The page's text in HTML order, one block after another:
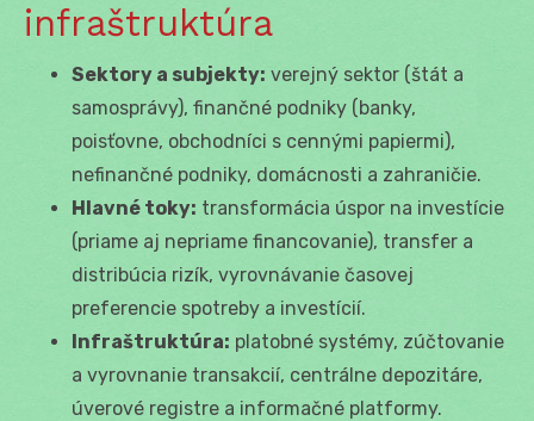
infraštruktúra
Sektory a subjekty: verejný sektor (štát a
samosprávy), finančné podniky (banky,
poisťovne, obchodníci s cennými papiermi),
nefinančné podniky, domácnosti a zahraničie.
Hlavné toky: transformácia úspor na investície
(priame aj nepriame financovanie), transfer a
distribúcia rizík, vyrovnávanie časovej
preferencie spotreby a investícií.
Infraštruktúra: platobné systémy, zúčtovanie
a vyrovnanie transakcií, centrálne depozitáre,
úverové registre a informačné platformy.